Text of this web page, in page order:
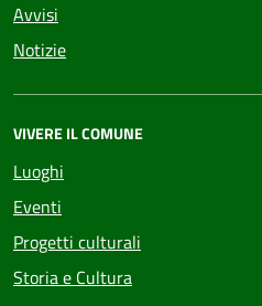
Avvisi
Notizie
VIVERE IL COMUNE
Luoghi
Eventi
Progetti culturali
Storia e Cultura